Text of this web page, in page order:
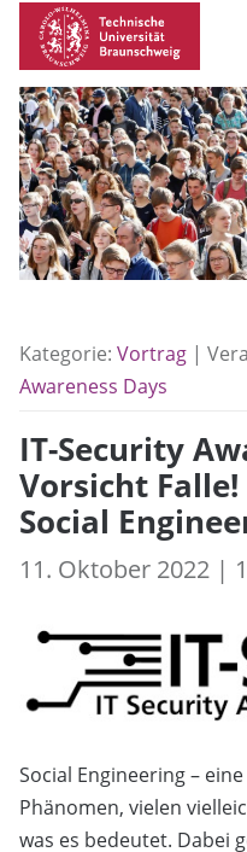
Kategorie: Vortrag |
Awareness Days
IT-Security
Vorsicht
Social
11. Oktober 2022 |
Social Engineering –
Phänomen, vielen
was es bedeutet. Dabei